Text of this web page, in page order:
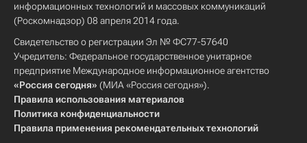
информационных технологий и массовых коммуникаций
(Роскомнадзор) 08 апреля 2014 года.
Свидетельство о регистрации Эл № ФС77-57640
Учредитель: Федеральное государственное унитарное
предприятие Международное информационное агентство
«Россия сегодня» (МИА «Россия сегодня»).
Правила использования материалов
Политика конфиденциальности
Правила применения рекомендательных технологий